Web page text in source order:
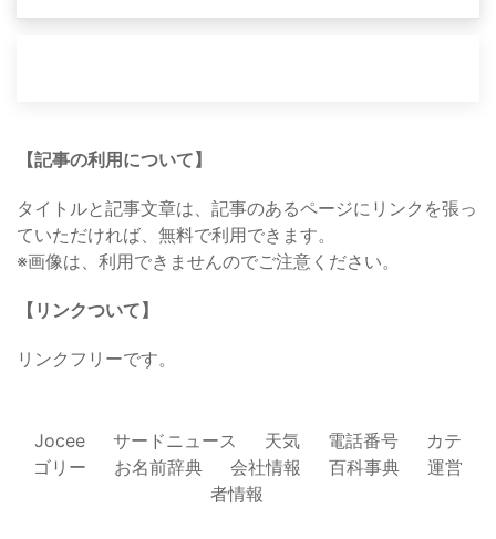
【記事の利用について】
タイトルと記事文章は、記事のあるページにリンクを張っ
ていただければ、無料で利用できます。
※画像は、利用できませんのでご注意ください。
【リンクついて】
リンクフリーです。
Jocee サードニュース 天気 電話番号
カテ
ゴリー
お名前辞典 会社情報 百科事典
運営
者情報